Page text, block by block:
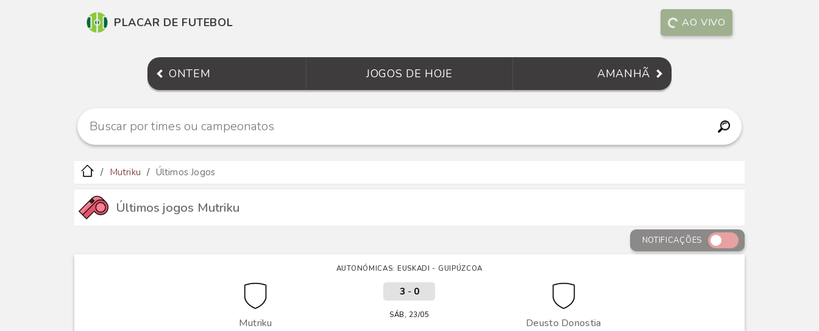
PLACAR DE FUTEBOL AO VIVO
ONTEM JOGOS DE HOJE AMANHÃ
Mutriku Últimos Jogos
Últimos jogos Mutriku
NOTIFICAÇÕES
AUTONÓMICAS: EUSKADI - GUIPÚZCOA
Mutriku Deusto Donostia
3 - 0
SÁB, 23/05